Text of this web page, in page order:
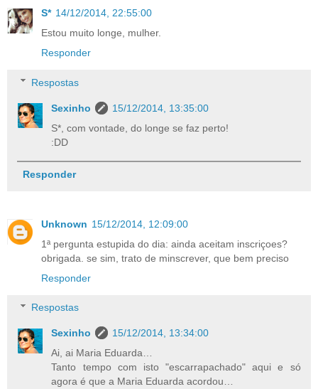
S* 14/12/2014, 22:55:00
Estou muito longe, mulher.
Responder
Respostas
Sexinho
15/12/2014, 13:35:00
S*, com vontade, do longe se faz perto!
:DD
Responder
Unknown 15/12/2014, 12:09:00
1ª pergunta estupida do dia: ainda aceitam inscriçoes?
obrigada. se sim, trato de minscrever, que bem preciso
Responder
Respostas
Sexinho
15/12/2014, 13:34:00
Ai, ai Maria Eduarda…
Tanto tempo com isto "escarrapachado" aqui e só
agora é que a Maria Eduarda acordou…